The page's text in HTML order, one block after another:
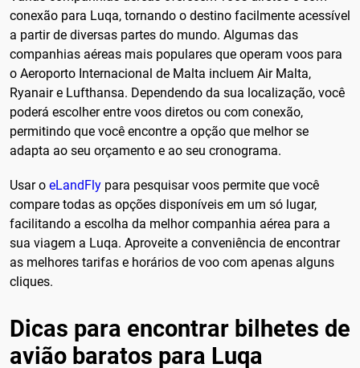
conexão para Luqa, tornando o destino facilmente acessível
a partir de diversas partes do mundo. Algumas das
companhias aéreas mais populares que operam voos para
o Aeroporto Internacional de Malta incluem Air Malta,
Ryanair e Lufthansa. Dependendo da sua localização, você
poderá escolher entre voos diretos ou com conexão,
permitindo que você encontre a opção que melhor se
adapta ao seu orçamento e ao seu cronograma.
Usar o eLandFly para pesquisar voos permite que você
compare todas as opções disponíveis em um só lugar,
facilitando a escolha da melhor companhia aérea para a
sua viagem a Luqa. Aproveite a conveniência de encontrar
as melhores tarifas e horários de voo com apenas alguns
cliques.
Dicas para encontrar bilhetes de
avião baratos para Luqa